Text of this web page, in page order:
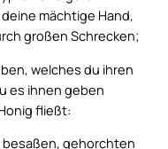
mächtige Hand,
großen Schrecken;
welches du ihren
es ihnen geben
fließt:
besaßen, gehorchten